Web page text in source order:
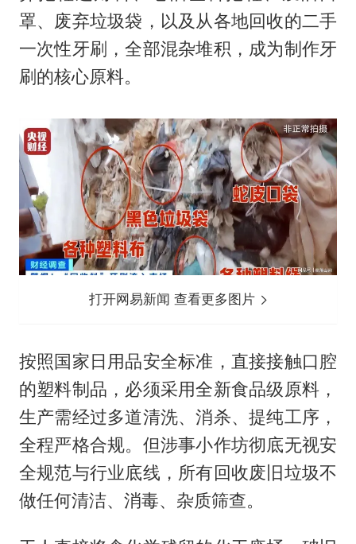
罩、废弃垃圾袋，以及从各地回收的二手
一次性牙刷，全部混杂堆积，成为制作牙
刷的核心原料。
打开网易新闻 查看更多图片
按照国家日用品安全标准，直接接触口腔
的塑料制品，必须采用全新食品级原料，
生产需经过多道清洗、消杀、提纯工序，
全程严格合规。但涉事小作坊彻底无视安
全规范与行业底线，所有回收废旧垃圾不
做任何清洁、消毒、杂质筛查。